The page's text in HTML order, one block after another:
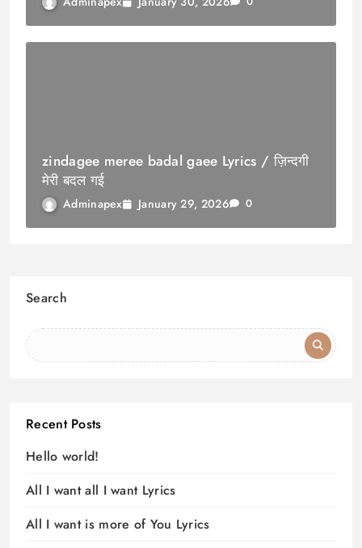
zindagee meree badal gaee Lyrics / ज़िन्दगी
मेरी बदल गई
Adminapex January 29, 2026 0
Search
Recent Posts
Hello world!
All I want all I want Lyrics
All I want is more of You Lyrics